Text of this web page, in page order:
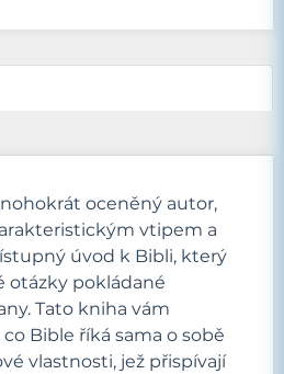
oceněný autor,
vtipem a
úvod k Bibli, který
otázky pokládané
Tato kniha vám
Bible říká sama o sobě
vlastnosti, jež přispívají